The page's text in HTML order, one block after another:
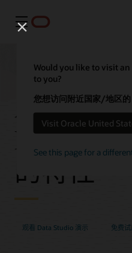
菜单
Would you like to visit
to you?
您想访问附近国家/地区
Visit Oracle United
See this page for a
Database
的特性
观看 Data Studio 演示 免费